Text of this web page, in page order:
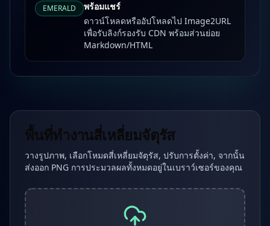
EMERALD
พร้อมแชร์
ดาวน์โหลดหรืออัปโหลดไป Image2URL
เพื่อรับลิงก์รองรับ CDN พร้อมส่วนย่อย
Markdown/HTML
พื้นที่ทำงานสี่เหลี่ยมจัตุรัส
วางรูปภาพ, เลือกโหมดสี่เหลี่ยมจัตุรัส, ปรับการตั้งค่า, จากนั้น
ส่งออก PNG การประมวลผลทั้งหมดอยู่ในเบราว์เซอร์ของคุณ